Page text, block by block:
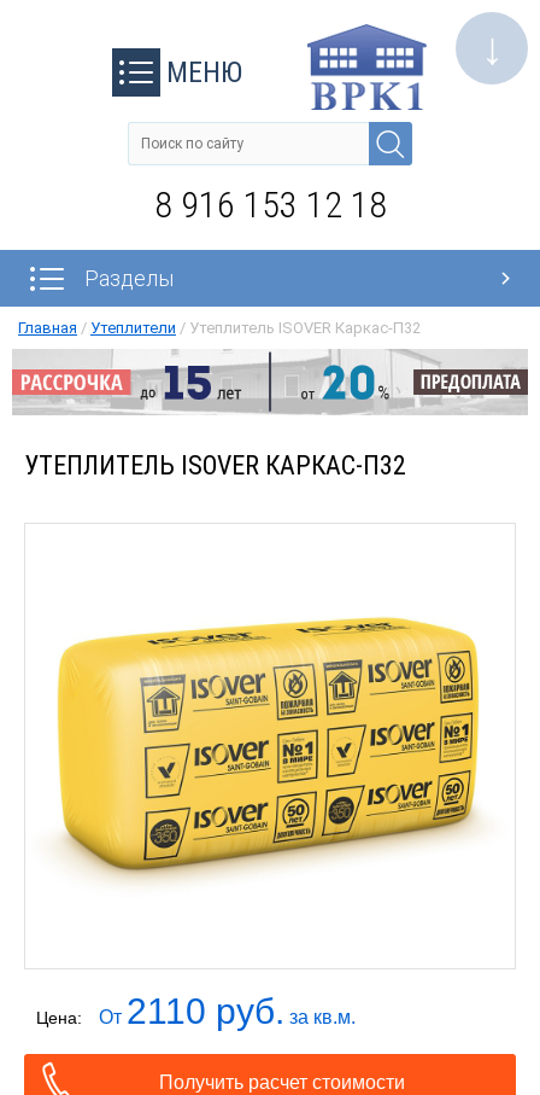
↓
МЕНЮ
8 916 153 12 18
Разделы
Главная / Утеплители / Утеплитель ISOVER Каркас-П32
УТЕПЛИТЕЛЬ ISOVER КАРКАС-П32
Цена: От 2110 руб. за кв.м.
Получить расчет стоимости